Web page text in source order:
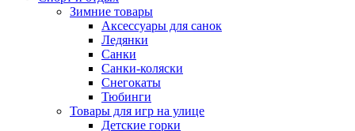
Зимние товары
Аксессуары для санок
Ледянки
Санки
Санки-коляски
Снегокаты
Тюбинги
Товары для игр на улице
Детские горки